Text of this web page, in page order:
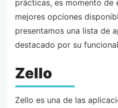
prácticas, es momento de
mejores opciones
presentamos una lista de
destacado por su
Zello
Zello es una de las